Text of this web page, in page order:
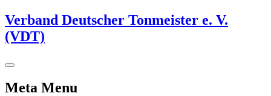
Verband Deutscher Tonmeister e. V.
(VDT)
Meta Menu